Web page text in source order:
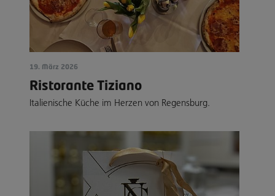
19. März 2026
Ristorante Tiziano
Italienische Küche im Herzen von Regensburg.